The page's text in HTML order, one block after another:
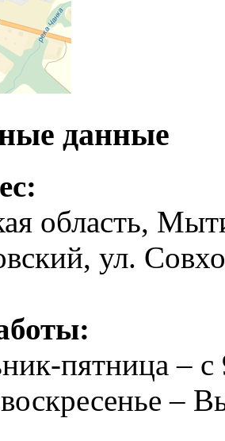
данные
область,
ул.
пятница –
–